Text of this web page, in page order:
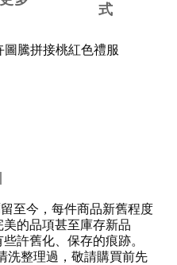
式
圖騰拼接桃紅色禮服
至今，每件商品新舊程度
的品項甚至庫存新品
許舊化、保存的痕跡。
洗整理過，敬請購買前先